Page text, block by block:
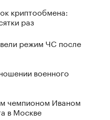
криптообмена:
раз
режим ЧС после
военного
чемпионом Иваном
в Москве